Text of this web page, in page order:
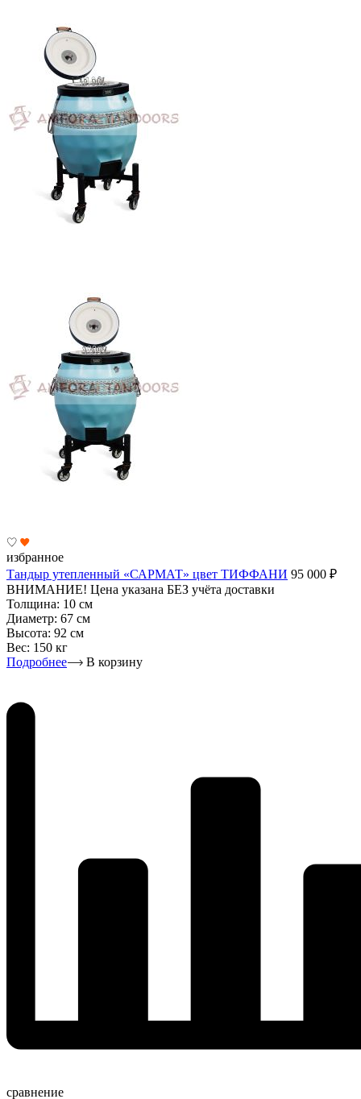
избранное
Тандыр утепленный «САРМАТ» цвет ТИФФАНИ 95 000 ₽
ВНИМАНИЕ! Цена указана БЕЗ учёта доставки
Толщина: 10 см
Диаметр: 67 см
Высота: 92 см
Вес: 150 кг
Подробнее
В корзину
сравнение